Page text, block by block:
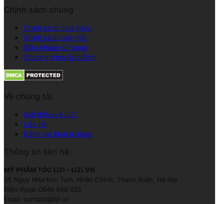
Chính sách chung
Chính sách mua hàng
Chính sách bảo mật
Điều khoản sử dụng
Chương trình tích điểm
Về chúng tôi
Giới thiệu về LIZI
Liên hệ
Đánh giá khách hàng
Thông tin liên hệ:
MỸ PHẨM TÓC LiZi – LiZi.VN
55 Ngụy Như Kon Tum, Nhân Chính, Thanh Xuân, Hà Nội
Điện thoại: 0846 666 022
Email: contact@lizi.vn